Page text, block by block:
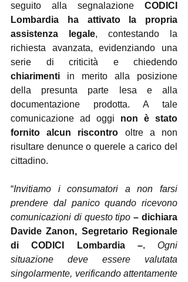
seguito alla segnalazione CODICI
Lombardia ha attivato la propria
assistenza legale, contestando la
richiesta avanzata, evidenziando una
chiarimenti in merito alla posizione
della presunta parte lesa e alla
documentazione prodotta. A tale
comunicazione ad oggi non è stato
fornito alcun riscontro oltre a non
risultare denunce o querele a carico del
cittadino.
“Invitiamo i consumatori a non farsi
prendere dal panico quando ricevono
comunicazioni di questo tipo – dichiara
Davide Zanon, Segretario Regionale
di CODICI Lombardia –. Ogni
situazione deve essere valutata
singolarmente, verificando attentamente